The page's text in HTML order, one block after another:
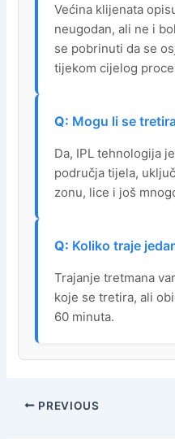
Većina klijenata
neugodan, ali ne i
se pobrinuti da se
tijekom cijelog
Mogu li se
Da, IPL tehnologija
područja tijela,
zonu, lice i još
Koliko traje
Trajanje tretmana
koje se tretira, ali
60 minuta.
PREVIOUS